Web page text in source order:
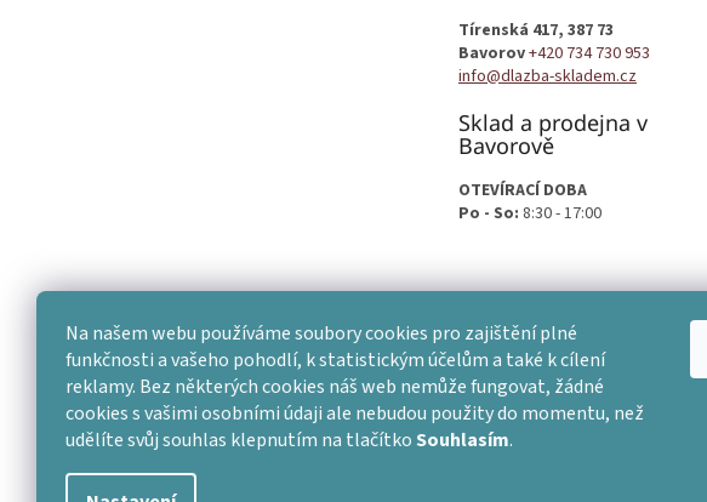
Na našem webu používáme soubory cookies pro zajištění plné
funkčnosti a vašeho pohodlí, k statistickým účelům a také k cílení
reklamy. Bez některých cookies náš web nemůže fungovat, žádné
cookies s vašimi osobními údaji ale nebudou použity do momentu, než
udělíte svůj souhlas klepnutím na tlačítkoSouhlasím.
Tírenská 417, 387 73
Bavorov+420 734 730 953
info@dlazba-skladem.cz
Sklad a prodejna v
Bavorově
OTEVÍRACÍ DOBA
Po - So: 8:30 - 17:00